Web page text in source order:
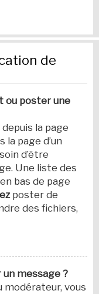
de
ou poster une
la page
la page d’un
d’être
Une liste des
bas de page
poster de
des fichiers,
message ?
modérateur, vous